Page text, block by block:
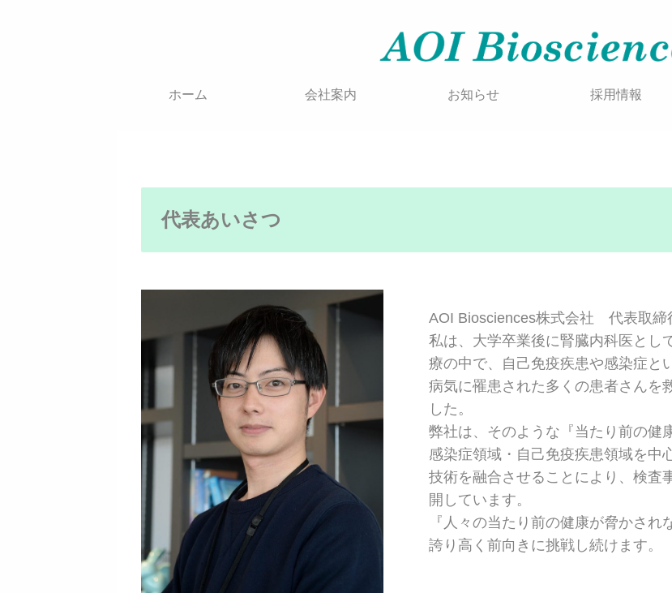
ホーム 会社案内 お知らせ 採用情報
代表あいさつ
AOI Biosciences株式会社 代表取締
私は、大学卒業後に腎臓内科医とし
療の中で、自己免疫疾患や感染症と
病気に罹患された多くの患者さんを
した。
弊社は、そのような『当たり前の健
感染症領域・自己免疫疾患領域を中
技術を融合させることにより、検査
開しています。
『人々の当たり前の健康が脅かさ
誇り高く前向きに挑戦し続けます。